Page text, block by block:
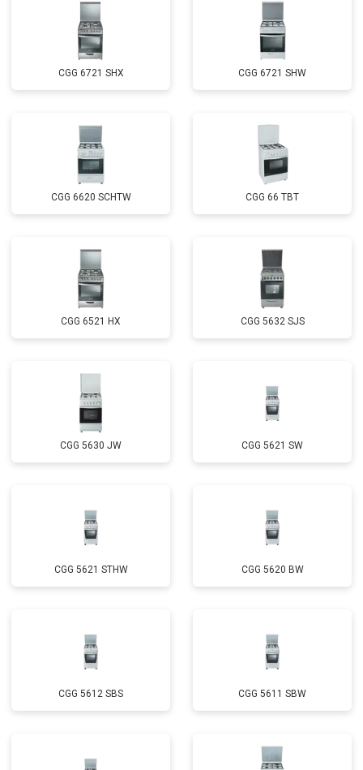
CGG 6721 SHX CGG 6721 SHW
CGG 6620 SCHTW CGG 66 TBT
CGG 6521 HX CGG 5632 SJS
CGG 5630 JW CGG 5621 SW
CGG 5621 STHW CGG 5620 BW
CGG 5612 SBS CGG 5611 SBW